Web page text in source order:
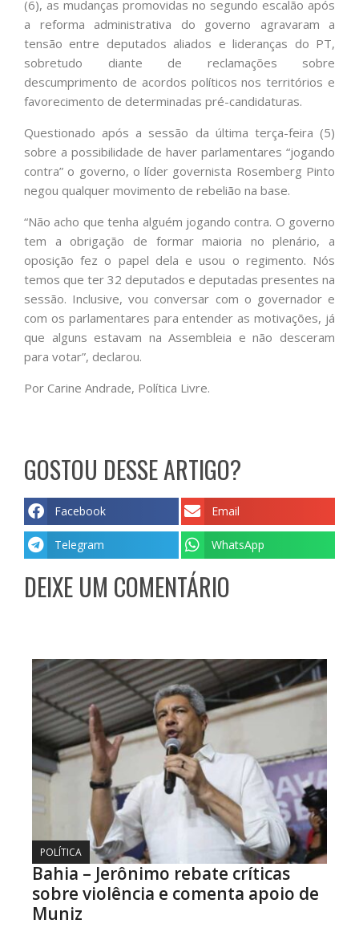
(6), as mudanças promovidas no segundo escalão após
a reforma administrativa do governo agravaram a
tensão entre deputados aliados e lideranças do PT,
sobretudo diante de reclamações sobre
descumprimento de acordos políticos nos territórios e
favorecimento de determinadas pré-candidaturas.
Questionado após a sessão da última terça-feira (5)
sobre a possibilidade de haver parlamentares “jogando
contra” o governo, o líder governista Rosemberg Pinto
negou qualquer movimento de rebelião na base.
“Não acho que tenha alguém jogando contra. O governo
tem a obrigação de formar maioria no plenário, a
oposição fez o papel dela e usou o regimento. Nós
temos que ter 32 deputados e deputadas presentes na
sessão. Inclusive, vou conversar com o governador e
com os parlamentares para entender as motivações, já
que alguns estavam na Assembleia e não desceram
para votar”, declarou.
Por Carine Andrade, Política Livre.
GOSTOU DESSE ARTIGO?
Facebook Email
Telegram WhatsApp
DEIXE UM COMENTÁRIO
POLÍTICA
Bahia – Jerônimo rebate críticas
sobre violência e comenta apoio de
Muniz